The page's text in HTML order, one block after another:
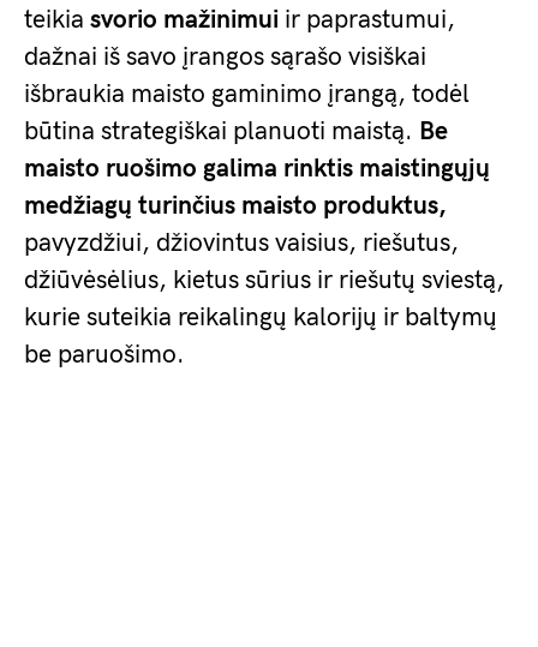
teikia svorio mažinimui ir paprastumui,
dažnai iš savo įrangos sąrašo visiškai
išbraukia maisto gaminimo įrangą, todėl
būtina strategiškai planuoti maistą. Be
maisto ruošimo galima rinktis maistingųjų
medžiagų turinčius maisto produktus,
pavyzdžiui, džiovintus vaisius, riešutus,
džiūvėsėlius, kietus sūrius ir riešutų sviestą,
kurie suteikia reikalingų kalorijų ir baltymų
be paruošimo.